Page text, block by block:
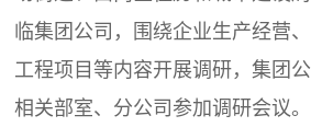
临集团公司，围绕企业生产经营
工程项目等内容开展调研，集团
相关部室、分公司参加调研会议。